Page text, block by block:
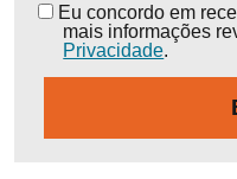
Eu concordo em
mais informações
Privacidade.